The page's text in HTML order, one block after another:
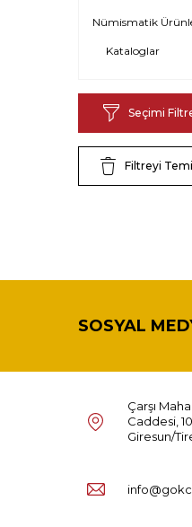
Nümismatik
Kataloglar
Seçimi
Filtreyi
SOSYAL
Çarşı
Caddesi,
Giresun/